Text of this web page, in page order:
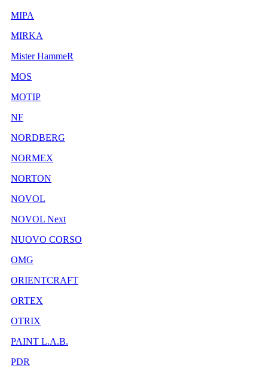
MIPA
MIRKA
Mister HammeR
MOS
MOTIP
NF
NORDBERG
NORMEX
NORTON
NOVOL
NOVOL Next
NUOVO CORSO
OMG
ORIENTCRAFT
ORTEX
OTRIX
PAINT L.A.B.
PDR